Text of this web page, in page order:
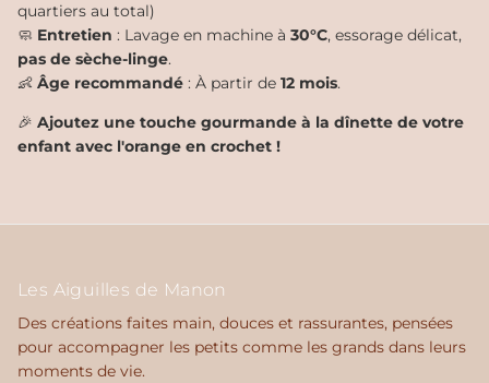
quartiers au total)
🧼 Entretien : Lavage en machine à 30°C, essorage délicat,
pas de sèche-linge.
👶 Âge recommandé : À partir de 12 mois.
🎉 Ajoutez une touche gourmande à la dînette de votre
enfant avec l'orange en crochet !
Les Aiguilles de Manon
Des créations faites main, douces et rassurantes, pensées
pour accompagner les petits comme les grands dans leurs
moments de vie.